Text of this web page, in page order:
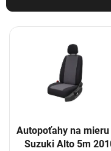
V
Autopoťahy na
Suzuki Alto 5m